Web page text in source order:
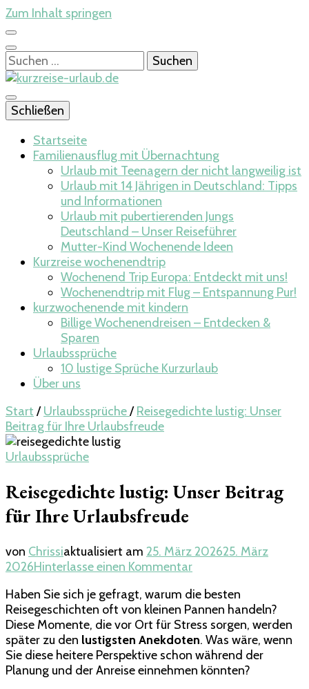
Zum Inhalt springen
Suchen
nach:
kurzreise-
urlaub.de
Hier beginnt die Lust auf Reisen
Schließen
Startseite
Familienausflug mit Übernachtung
Urlaub mit Teenagern der nicht langweilig ist
Urlaub mit 14 Jährigen in Deutschland: Tipps
und Informationen
Urlaub mit pubertierenden Jungs
Deutschland – Unser Reiseführer
Mutter-Kind Wochenende Ideen​
Kurzreise wochenendtrip
Wochenend Trip Europa: Entdeckt mit uns!
Wochenendtrip mit Flug – Entspannung Pur!
kurzwochenende mit kindern
Billige Wochenendreisen – Entdecken &
Sparen
Urlaubssprüche
10 lustige Sprüche Kurzurlaub
Über uns
Start / Urlaubssprüche/ Reisegedichte lustig: Unser
Beitrag für Ihre Urlaubsfreude
Urlaubssprüche
Reisegedichte lustig: Unser Beitrag
für Ihre Urlaubsfreude
von Chrissiaktualisiert am 25. März 202625. März
2026Hinterlasse einen Kommentarzu
lustig:
Unser
Beitrag
für
Ihre
Urlaubsfreude
Haben Sie sich je gefragt, warum die besten
Reisegeschichten oft von kleinen Pannen handeln?
Diese Momente, die vor Ort für Stress sorgen, werden
später zu den lustigsten Anekdoten. Was wäre, wenn
Sie diese heitere Perspektive schon während der
Planung und der Anreise einnehmen könnten?